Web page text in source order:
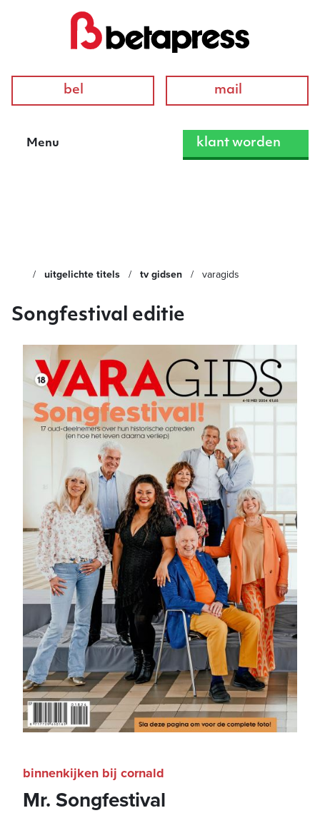
bel mail
Menu klant worden
uitgelichte titels tv gidsen varagids
Songfestival editie
Mr. Songfestival
binnenkijken bij cornald